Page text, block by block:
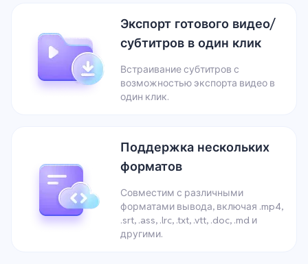
Экспорт готового видео/
субтитров в один клик
Встраивание субтитров с
возможностью экспорта видео в
один клик.
Поддержка нескольких
форматов
Совместим с различными
форматами вывода, включая .mp4,
.srt, .ass, .lrc, .txt, .vtt, .doc, .md и
другими.